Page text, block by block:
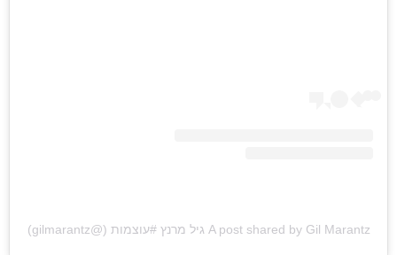
A post shared by Gil Marantz גיל מרנץ #עוצמות (@gilmarantz)